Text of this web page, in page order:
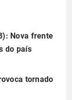
Nova frente
do país
tornado